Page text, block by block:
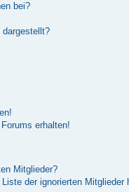
bei?
dargestellt?
erhalten!
Mitglieder?
der ignorierten Mitglieder